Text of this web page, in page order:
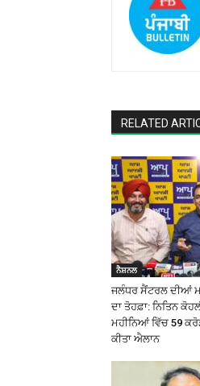
RELATED
ਨੈਸ਼ਨਲ
ਜਲੰਧਰ ਸੈਂਟਰਲ ਦੀਆਂ
ਦਾ ਤੋਹਫ਼ਾ: ਨਿਤਿਨ
ਮਹੀਨਿਆਂ ਵਿੱਚ ₹59
ਕੀਤਾ ਐਲਾਨ